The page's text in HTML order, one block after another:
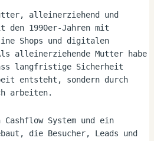
alleinerziehend und
den 1990er-Jahren mit
Shops und digitalen
alleinerziehende Mutter habe
langfristige Sicherheit
entsteht, sondern durch
arbeiten.
System und ein
die Besucher, Leads und